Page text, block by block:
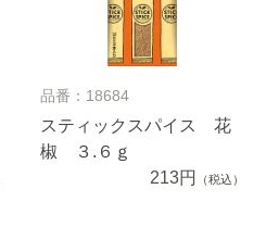
品番：18684
スティックスパイス 花
椒 ３.６ｇ
213円
（税込）